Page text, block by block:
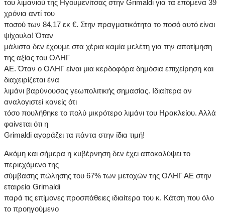
του λιμανιού της Ηγουμενίτσας στην Grimaldi για τα επόμενα 39
χρόνια αντί του
ποσού των 84,17 εκ €. Στην πραγματικότητα το ποσό αυτό είναι
ψίχουλα! Όταν
μάλιστα δεν έχουμε στα χέρια καμία μελέτη για την αποτίμηση
της αξίας του ΟΛΗΓ
ΑΕ. Όταν ο ΟΛΗΓ είναι μια κερδοφόρα δημόσια επιχείρηση και
διαχειρίζεται ένα
λιμάνι βαρύνουσας γεωπολιτικής σημασίας. Ιδιαίτερα αν
αναλογιστεί κανείς ότι
τόσο πουλήθηκε το πολύ μικρότερο λιμάνι του Ηρακλείου. Αλλά
φαίνεται ότι η
Grimaldi αγοράζει τα πάντα στην ίδια τιμή!
Ακόμη και σήμερα η κυβέρνηση δεν έχει αποκαλύψει το
περιεχόμενο της
σύμβασης πώλησης του 67% των μετοχών της ΟΛΗΓ ΑΕ στην
εταιρεία Grimaldi
παρά τις επίμονες προσπάθειες ιδιαίτερα του κ. Κάτση που όλο
το προηγούμενο